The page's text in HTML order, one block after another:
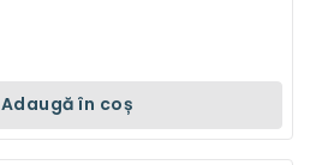
Adaugă în coș